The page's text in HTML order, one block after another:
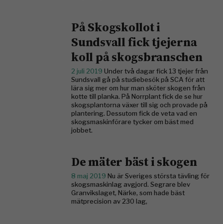
På Skogskollot i
Sundsvall fick tjejerna
koll på skogsbranschen
2 juli 2019 Under två dagar fick 13 tjejer från
Sundsvall gå på studiebesök på SCA för att
lära sig mer om hur man sköter skogen från
kotte till planka. På Norrplant fick de se hur
skogsplantorna växer till sig och provade på
plantering. Dessutom fick de veta vad en
skogsmaskinförare tycker om bäst med
jobbet.
De mäter bäst i skogen
8 maj 2019 Nu är Sveriges största tävling för
skogsmaskinlag avgjord. Segrare blev
Granvikslaget, Närke, som hade bäst
mätprecision av 230 lag,